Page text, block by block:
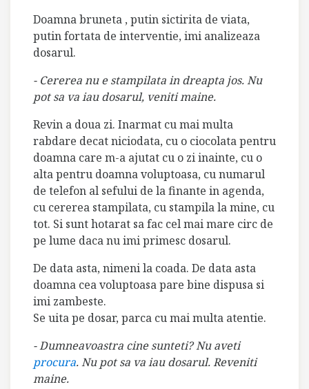
Doamna bruneta , putin sictirita de viata,
putin fortata de interventie, imi analizeaza
dosarul.
- Cererea nu e stampilata in dreapta jos. Nu
pot sa va iau dosarul, veniti maine.
Revin a doua zi. Inarmat cu mai multa
rabdare decat niciodata, cu o ciocolata pentru
doamna care m-a ajutat cu o zi inainte, cu o
alta pentru doamna voluptoasa, cu numarul
de telefon al sefului de la finante in agenda,
cu cererea stampilata, cu stampila la mine, cu
tot. Si sunt hotarat sa fac cel mai mare circ de
pe lume daca nu imi primesc dosarul.
De data asta, nimeni la coada. De data asta
doamna cea voluptoasa pare bine dispusa si
imi zambeste.
Se uita pe dosar, parca cu mai multa atentie.
- Dumneavoastra cine sunteti? Nu aveti
procura. Nu pot sa va iau dosarul. Reveniti
maine.